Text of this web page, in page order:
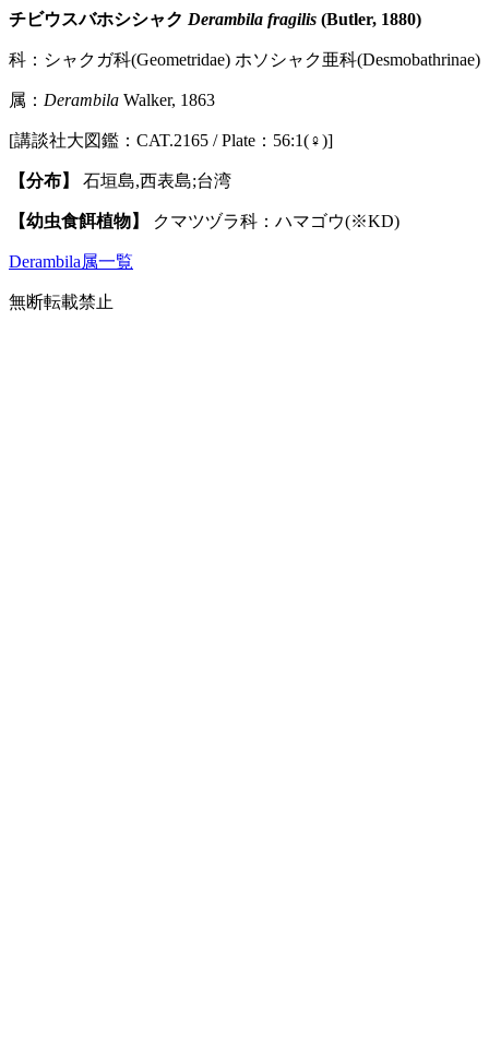
チビウスバホシシャク Derambila fragilis (Butler, 1880)
科：シャクガ科(Geometridae) ホソシャク亜科(Desmobathrinae)
属： Derambila Walker, 1863
[講談社大図鑑：CAT.2165 / Plate：56:1(♀)]
【分布】 石垣島,西表島;台湾
【幼虫食餌植物】 クマツヅラ科：ハマゴウ(※KD)
Derambila属一覧
無断転載禁止